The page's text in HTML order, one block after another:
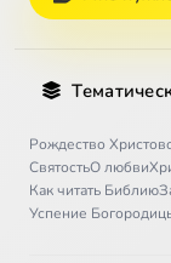
Рождество
СвятостьО любви
Как читать Библию
Успение